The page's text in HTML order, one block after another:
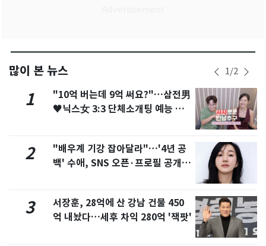
많이 본 뉴스 1/2
1
"10억 버는데 9억 써요?"…삼전男
♥닉스女 3:3 단체소개팅 예능 화
2
"배우계 기강 잡아달라"…'4년 공
백' 수애, SNS 오픈·프로필 공개
3
서장훈, 28억에 산 강남 건물 450
억 내놨다…세후 차익 280억 '잭팟'